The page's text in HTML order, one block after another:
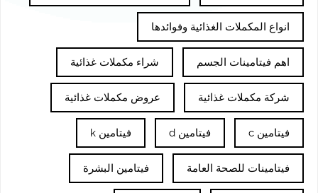
انواع المكملات الغذائية وفوائدها
اهم فيتامينات الجسم شراء مكملات غذائية
شركة مكملات غذائية عروض مكملات غذائية
فيتامين c فيتامين d فيتامين k
فيتامينات للصحة العامة فيتامين البشرة